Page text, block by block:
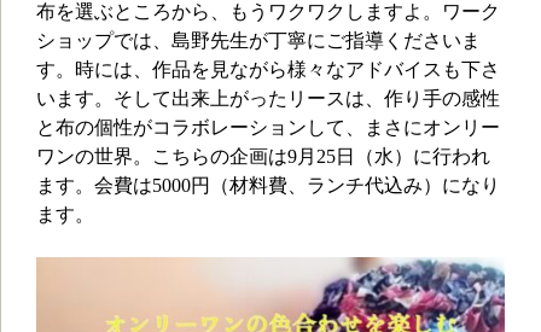
布を選ぶところから、もうワクワクしますよ。ワーク
ショップでは、島野先生が丁寧にご指導くださいま
す。時には、作品を見ながら様々なアドバイスも下さ
います。そして出来上がったリースは、作り手の感性
と布の個性がコラボレーションして、まさにオンリー
ワンの世界。こちらの企画は9月25日（水）に行われ
ます。会費は5000円（材料費、ランチ代込み）になり
ます。